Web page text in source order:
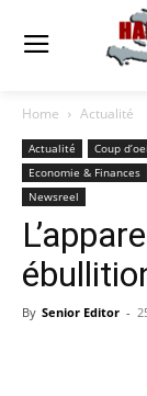
Home Actualité
Actualité Coup
Economie & Finances
Newsreel
By Senior Editor -